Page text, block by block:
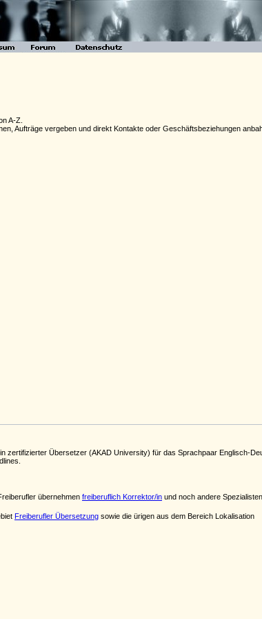
A-Z.
Aufträge vergeben und direkt Kontakte oder Geschäftsbeziehungen
zertifizierter Übersetzer (AKAD University) für das Sprachpaar Englisch-
übernehmen freiberuflich Korrektor/in und noch andere Spezialisten
Freiberufler Übersetzung sowie die ürigen aus dem Bereich Lokalisation